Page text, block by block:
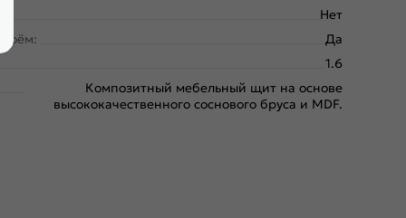
Нет
Да
1.6
Композитный мебельный щит на основе
высококачественного соснового бруса и MDF.